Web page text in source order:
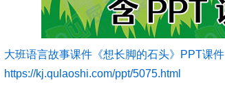
大班语言故事课件《想长脚的石头》PPT课件
https://kj.qulaoshi.com/ppt/5075.html